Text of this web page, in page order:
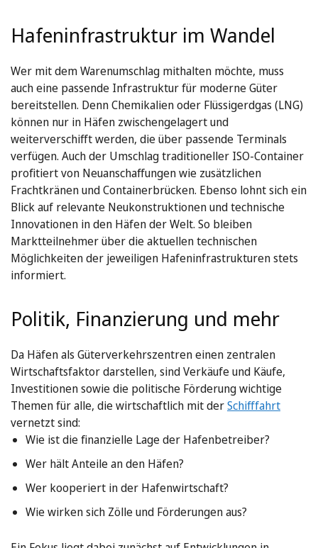
Hafeninfrastruktur im Wandel
Wer mit dem Warenumschlag mithalten möchte, muss
auch eine passende Infrastruktur für moderne Güter
bereitstellen. Denn Chemikalien oder Flüssigerdgas (LNG)
können nur in Häfen zwischengelagert und
weiterverschifft werden, die über passende Terminals
verfügen. Auch der Umschlag traditioneller ISO-Container
profitiert von Neuanschaffungen wie zusätzlichen
Frachtkränen und Containerbrücken. Ebenso lohnt sich ein
Blick auf relevante Neukonstruktionen und technische
Innovationen in den Häfen der Welt. So bleiben
Marktteilnehmer über die aktuellen technischen
Möglichkeiten der jeweiligen Hafeninfrastrukturen stets
informiert.
Politik, Finanzierung und mehr
Da Häfen als Güterverkehrszentren einen zentralen
Wirtschaftsfaktor darstellen, sind Verkäufe und Käufe,
Investitionen sowie die politische Förderung wichtige
Themen für alle, die wirtschaftlich mit derSchifffahrt
vernetzt sind:
Wie ist die finanzielle Lage der Hafenbetreiber?
Wer hält Anteile an den Häfen?
Wer kooperiert in der Hafenwirtschaft?
Wie wirken sich Zölle und Förderungen aus?